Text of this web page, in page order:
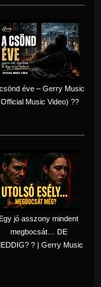
éve – Gerry Music
Music Video) ??
Egy jó asszony mindent
megbocsát… DE
? | Gerry Music